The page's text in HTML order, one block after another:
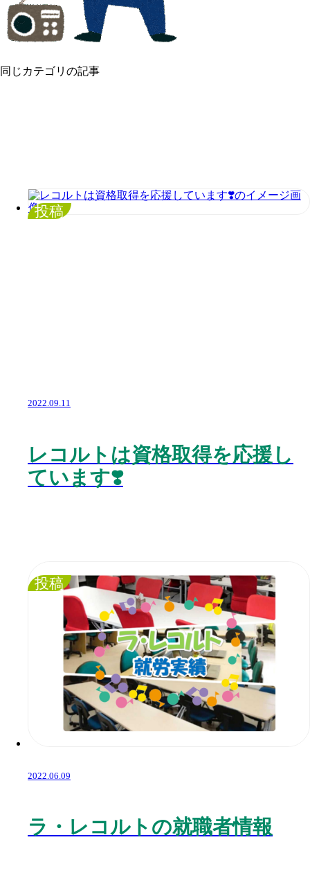
同じカテゴリの記事
投稿
2022.09.11
レコルトは資格取得を応援し
ています❣️
投稿
2022.06.09
ラ・レコルトの就職者情報